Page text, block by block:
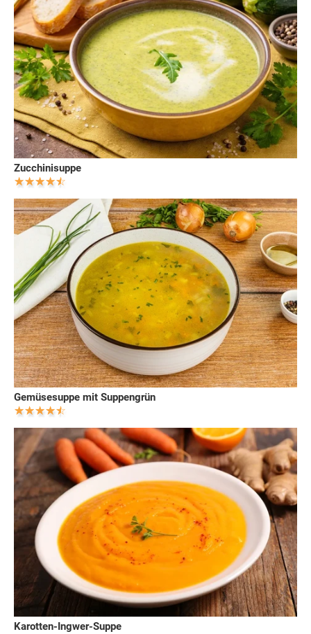
Zucchinisuppe
Gemüsesuppe mit Suppengrün
Karotten-Ingwer-Suppe